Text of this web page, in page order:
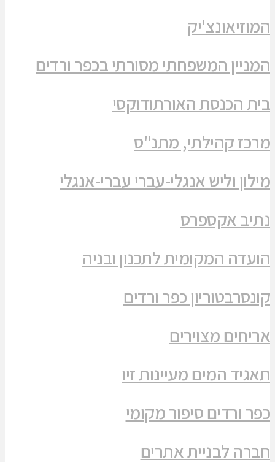
המוזיאונצ'יק
המניין המשפחתי מסורתי בכפר ורדים
בית הכנסת האורתודוקסי
מרכז קהילתי, מתנ"ס
מילון וליש אנגלי-עברי עברי-אנגלי
נתיב אקספרס
הועדה המקומית לתכנון ובניה
קונסרבטוריון כפר ורדים
אריחים מצוירים
תאגיד המים מעיינות זיו
כפר ורדים סיפור מקומי
חברה לבניית אתרים